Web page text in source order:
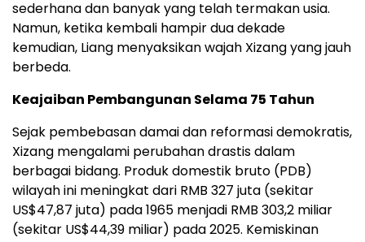
sederhana dan banyak yang telah termakan usia.
Namun, ketika kembali hampir dua dekade
kemudian, Liang menyaksikan wajah Xizang yang jauh
berbeda.
Keajaiban Pembangunan Selama 75 Tahun
Sejak pembebasan damai dan reformasi demokratis,
Xizang mengalami perubahan drastis dalam
berbagai bidang. Produk domestik bruto (PDB)
wilayah ini meningkat dari RMB 327 juta (sekitar
US$47,87 juta) pada 1965 menjadi RMB 303,2 miliar
(sekitar US$44,39 miliar) pada 2025. Kemiskinan